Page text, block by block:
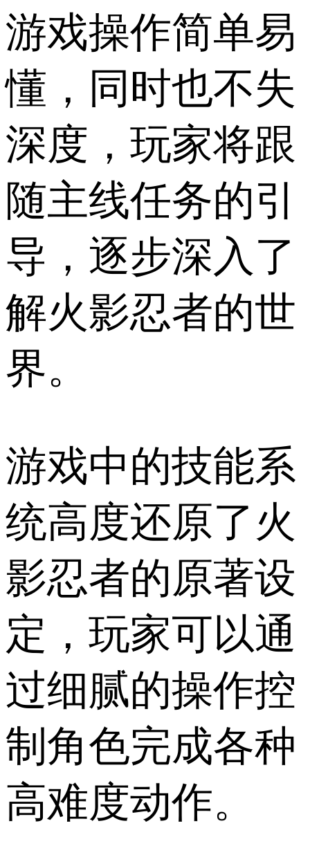
游戏操作简单易
懂，同时也不失
深度，玩家将跟
随主线任务的引
导，逐步深入了
解火影忍者的世
界。
游戏中的技能系
统高度还原了火
影忍者的原著设
定，玩家可以通
过细腻的操作控
制角色完成各种
高难度动作。